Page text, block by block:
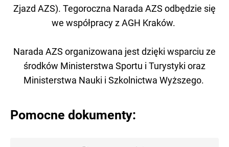
Zjazd AZS). Tegoroczna Narada AZS odbędzie się
we współpracy z AGH Kraków.
Narada AZS organizowana jest dzięki wsparciu ze
środków Ministerstwa Sportu i Turystyki oraz
Ministerstwa Nauki i Szkolnictwa Wyższego.
Pomocne dokumenty: